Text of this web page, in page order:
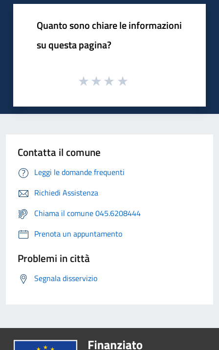
Quanto sono chiare le informazioni
su questa pagina?
Contatta il comune
Leggi le domande frequenti
Richiedi Assistenza
Chiama il comune 045.6208444
Prenota un appuntamento
Problemi in città
Segnala disservizio